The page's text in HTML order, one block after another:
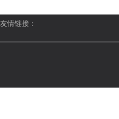
友情链接：